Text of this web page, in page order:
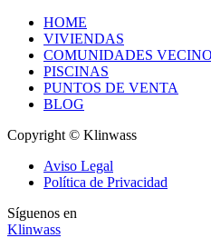
HOME
VIVIENDAS
COMUNIDADES
PISCINAS
PUNTOS DE VENTA
BLOG
Copyright © Klinwass
Aviso Legal
Política de Privacidad
Síguenos en
Klinwass